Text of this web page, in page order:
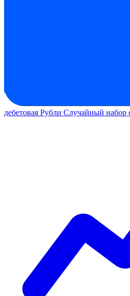
дебетовая Рубли Случайный набор